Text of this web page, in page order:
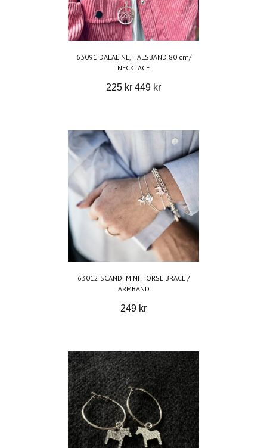
63091 DALALINE, HALSBAND 80 cm/
NECKLACE
225 kr 449 kr
63012 SCANDI MINI HORSE BRACE /
ARMBAND
249 kr